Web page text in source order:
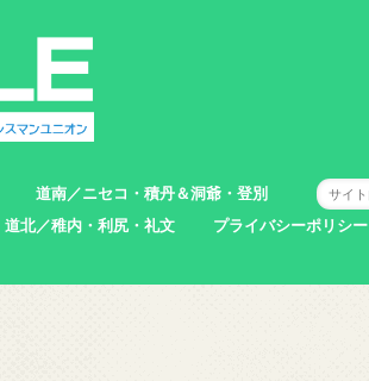
道南／ニセコ・積丹＆洞爺・登別
室蘭市
登別市
洞爺湖町
真狩村
共和町
壮瞥町
積丹町
神恵内村
道北／稚内・利尻・礼文
プライバシーポリシー